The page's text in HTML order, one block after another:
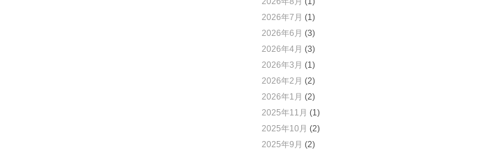
2026年7月 (1)
2026年6月 (3)
2026年4月 (3)
2026年3月 (1)
2026年2月 (2)
2026年1月 (2)
2025年11月 (1)
2025年10月 (2)
2025年9月 (2)